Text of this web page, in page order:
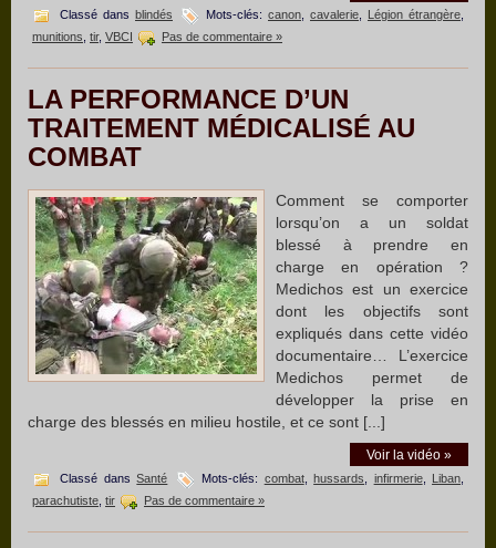
Classé dans blindés Mots-clés: canon cavalerie Légion étrangère
munitions tir, VBCI Pas de commentaire »
LA PERFORMANCE D’UN
TRAITEMENT MÉDICALISÉ AU
COMBAT
Comment se comporter
lorsqu’on a un soldat
blessé à prendre en
charge en opération ?
Medichos est un exercice
dont les objectifs sont
expliqués dans cette vidéo
documentaire… L’exercice
Medichos permet de
développer la prise en
charge des blessés en milieu hostile, et ce sont [...]
Voir la vidéo »
Classé dansSanté Mots-clés: combat,hussards infirmerie, Liban
parachutiste tir Pas de commentaire »